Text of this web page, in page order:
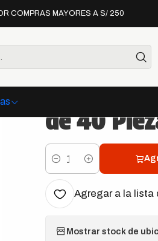
COMPRAS MAYORES A S/ 250
Combi 1 con KNIPEX Cobra -
Wera Tool-
KNIPEX
de 40
Cantidad
Agregar a la lista
Mostrar stock de